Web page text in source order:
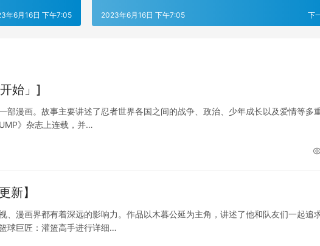
年6月16日 下午7:05 下
2023年6月16日 下午7:05
始」]
部漫画。故事主要讲述了忍者世界各国之间的战争、政治、少年成长以及爱情等多
》杂志上连载，并…
新】
、漫画界都有着深远的影响力。作品以木暮公延为主角，讲述了他和队友们一起追
球巨匠：灌篮高手进行详细…